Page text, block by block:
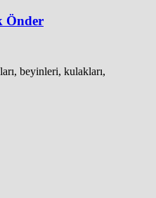
Önder
beyinleri, kulakları,